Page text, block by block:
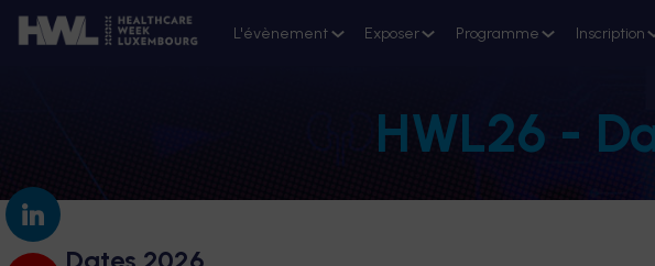
L'évènement Exposer Programme Inscription
HWL26 -